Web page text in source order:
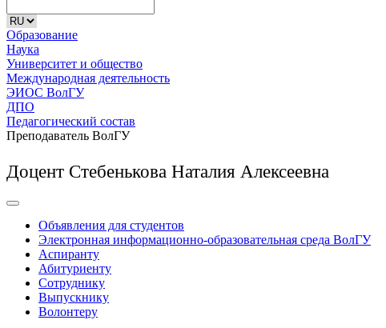
Образование
Наука
Университет и общество
Международная деятельность
ЭИОС ВолГУ
ДПО
Педагогический состав
Преподаватель ВолГУ
Доцент Стебенькова Наталия Алексеевна
Объявления для студентов
Электронная информационно-образовательная среда ВолГУ
Аспиранту
Абитуриенту
Сотруднику
Выпускнику
Волонтеру